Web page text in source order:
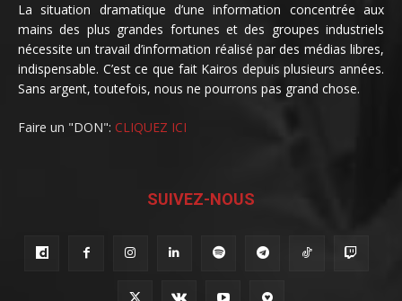
La situation dramatique d’une information concentrée aux
mains des plus grandes fortunes et des groupes industriels
nécessite un travail d’information réalisé par des médias libres,
indispensable. C’est ce que fait Kairos depuis plusieurs années.
Sans argent, toutefois, nous ne pourrons pas grand chose.
Faire un "DON": CLIQUEZ ICI
SUIVEZ-NOUS